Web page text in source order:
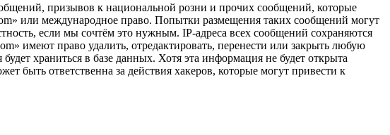
призывов к национальной розни и прочих сообщений, которые
или международное право. Попытки размещения таких сообщений могут
если мы сочтём это нужным. IP-адреса всех сообщений сохраняются
имеют право удалить, отредактировать, перенести или закрыть любую
храниться в базе данных. Хотя эта информация не будет открыта
быть ответственна за действия хакеров, которые могут привести к